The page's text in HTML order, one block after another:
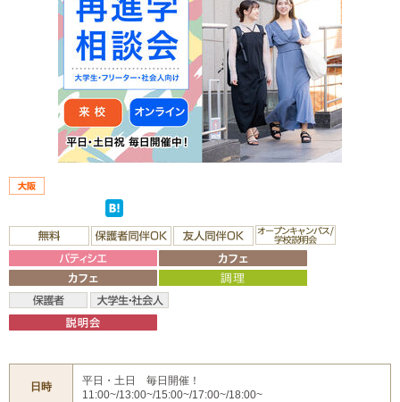
日時
平日・土日 毎日開催！
11:00~/13:00~/15:00~/17:00~/18:00~